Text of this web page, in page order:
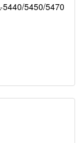
5450/5470